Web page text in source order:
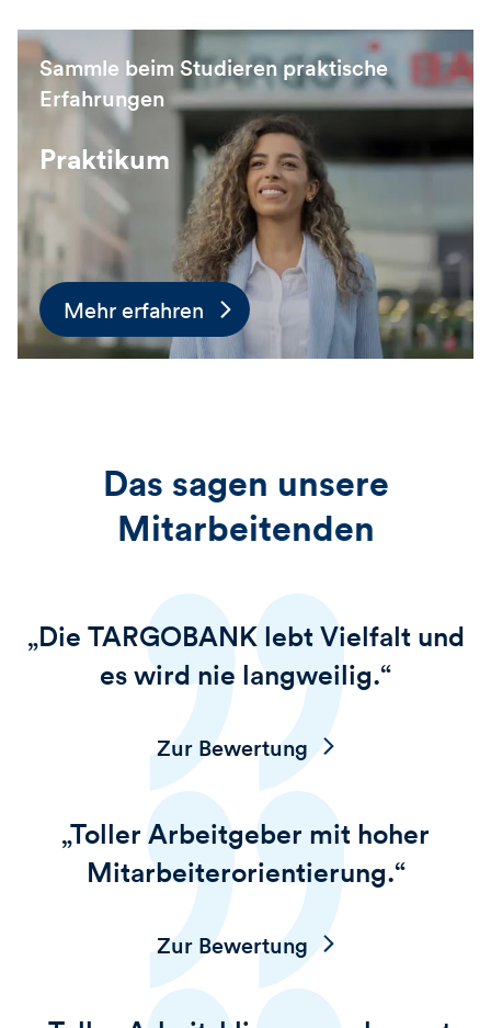
Sammle beim Studieren praktische
Erfahrungen
Praktikum
Mehr erfahren
Das sagen unsere
Mitarbeitenden
„Die TARGOBANKlebt Vielfalt und
es wird nie langweilig.“
Zur Bewertung
„Toller Arbeitgeber mit hoher
Mitarbeiterorientierung.“
Zur Bewertung